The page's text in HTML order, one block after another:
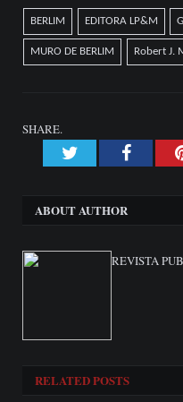
BERLIM EDITORA LP&M
MURO DE BERLIM Robert J.
SHARE.
Twitter
ABOUT AUTHOR
REVISTA
RELATEDPOSTS